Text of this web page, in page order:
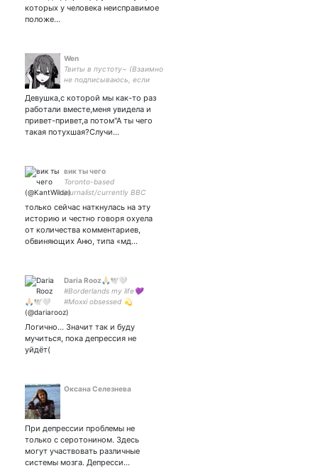
которых у человека неисправимое
положе…
Wen
Твиты в пустоту~ (Взаимно
не подписываюсь, если
на меня тоже не
обязательно)
Девушка,с которой мы как-то раз
работали вместе,меня увидела и
привет-привет,а потом"А ты чего
такая потухшая?Случи…
вик ты чего
Toronto-based
journalist/currently BBC
World Service
только сейчас наткнулась на эту
историю и честно говоря охуела
от количества комментариев,
обвиняющих Аню, типа «мд…
Daria Rooz🙏🏻🕊🤍
#Borderlands my life💜
#Moxxi obsessed 💫
cosplayer, gamer, costume
maker 🌿cosplay page
Instagram, P💋treon and all
links⬇️
Логично… Значит так и буду
мучиться, пока депрессия не
уйдёт(
Оксана Селезнева
При депрессии проблемы не
только с серотонином. Здесь
могут участвовать различные
системы мозга. Депресси…